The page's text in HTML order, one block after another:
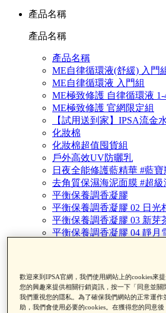
產品名稱
產品名稱
產品名稱
ME自律循環液(舒緩) 入門
ME自律循環液 入門組
ME極致修護 自律循環液
ME極致修護 官網限定組
【試用送到家】IPSA流金
化妝棉
化妝棉超值囤貨組
戶外高效UV防曬乳
日夜全能修護藍精華 #藍寶
去角質保濕海泥面膜 #超
平衡保養調香凝膠
平衡保養調香凝膠 02 日光
平衡保養調香凝膠 03 新芽
平衡保養調香凝膠 04 靜月
全新 ME自律循環液 N (舒
全新 ME自律循環液 N
全新 ME自律循環液 補充瓶
歡迎來到IPSA官網，我們使用網站上的cookies來
您的興趣來提供相關行銷資訊，按一下「同意並關
我們重視您的隱私。為了確保我們網站的正常運作
助，我們會使用必要的cookies。在獲得您的同意